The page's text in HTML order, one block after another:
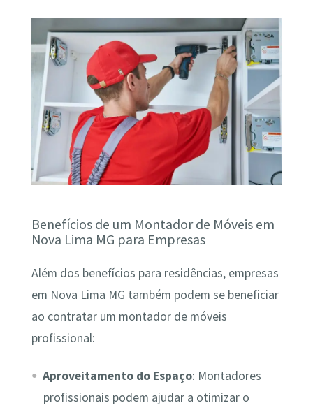
Benefícios de um Montador de Móveis em
Nova Lima MG para Empresas
Além dos benefícios para residências, empresas
em Nova Lima MG também podem se beneficiar
ao contratar um montador de móveis
profissional:
Aproveitamento do Espaço: Montadores
profissionais podem ajudar a otimizar o